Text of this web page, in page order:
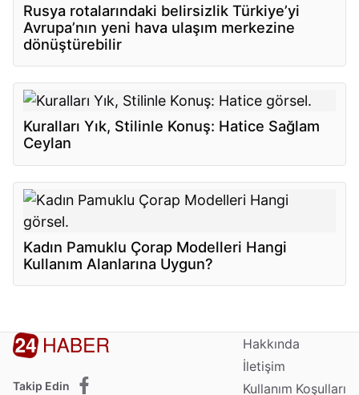
Rusya rotalarındaki belirsizlik Türkiye’yi
Avrupa’nın yeni hava ulaşım merkezine
dönüştürebilir
Kuralları Yık, Stilinle Konuş: Hatice Sağlam
Ceylan
Kadın Pamuklu Çorap Modelleri Hangi
Kullanım Alanlarına Uygun?
Takip Edin
Hakkında
İletişim
Kullanım Koşulları